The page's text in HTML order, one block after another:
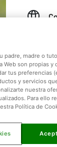
padre, madre o
Web son propias y
tus preferencias
y servicios
nuestra
Para ello
Política de